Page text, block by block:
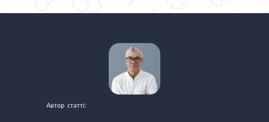
Автор статті: